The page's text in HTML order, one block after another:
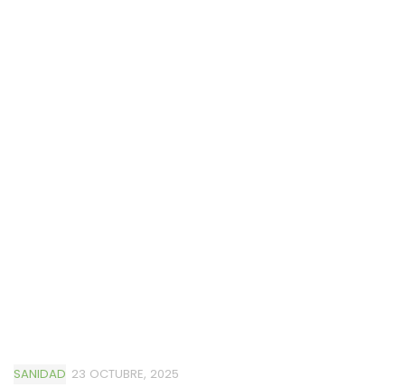
SANIDAD 23 OCTUBRE, 2025